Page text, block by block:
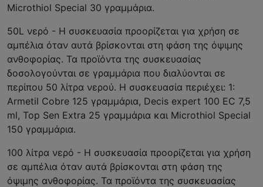
Microthiol Special 30 γραμμάρια.
50L νερό - Η συσκευασία προορίζεται για χρήση σε
αμπέλια όταν αυτά βρίσκονται στη φάση της όψιμης
ανθοφορίας. Τα προϊόντα της συσκευασίας
δοσολογούνται σε γραμμάρια που διαλύονται σε
περίπου 50 λίτρα νερού. Η συσκευασία περιέχει: 1:
Armetil Cobre 125 γραμμάρια, Decis expert 100 EC 7,5
ml, Top Sen Extra 25 γραμμάρια και Microthiol Special
150 γραμμάρια.
100 λίτρα νερό - Η συσκευασία προορίζεται για χρήση
σε αμπέλια όταν αυτά βρίσκονται στη φάση της
όψιμης ανθοφορίας. Τα προϊόντα της συσκευασίας